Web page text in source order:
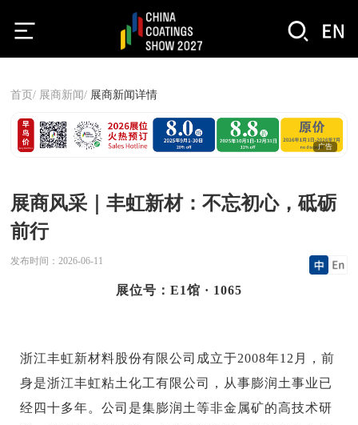
首页/ 展商新闻/ 展商新闻详情
广告
展商风采｜丰虹新材：不忘初心，砥砺
前行
发布时间： 2026-06-11
展位号：E1馆 · 1065
浙江丰虹新材料股份有限公司成立于2008年12月，前
身是浙江丰虹粘土化工有限公司，从事膨润土事业已
经四十多年。公司是集膨润土等非金属矿的高技术研